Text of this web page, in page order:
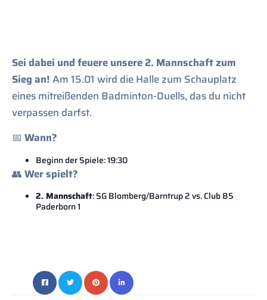
Sei dabei und feuere unsere 2. Mannschaft zum
Sieg an!Am 15.01 wird die Halle zum Schauplatz
eines mitreißenden Badminton-Duells, das du nicht
verpassen darfst.
📅 Wann?
Beginn der Spiele: 19:30
👥Wer spielt?
2. Mannschaft: SG Blomberg/Barntrup 2 vs. Club 85
Paderborn 1